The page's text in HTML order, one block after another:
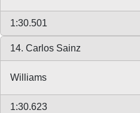
1:30.501
14. Carlos Sainz
Williams
1:30.623